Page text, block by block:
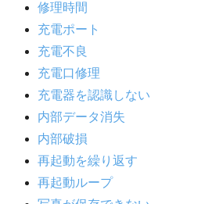
修理時間
充電ポート
充電不良
充電口修理
充電器を認識しない
内部データ消失
内部破損
再起動を繰り返す
再起動ループ